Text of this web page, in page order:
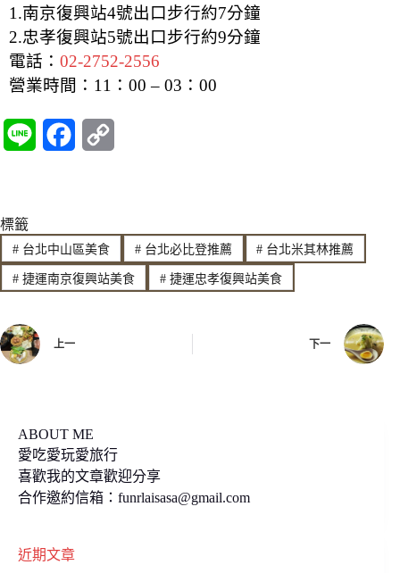
1.南京復興站4號出口步行約7分鐘
2.忠孝復興站5號出口步行約9分鐘
電話： 02-2752-2556
營業時間： 11：00 – 03：00
e e
b
o
y
L
i
標籤
#台北中山區美食 #台北必比登推薦 # 台北米其林推薦
#捷運南京復興站美食 #捷運忠孝復興站美食
上一 下一
ABOUT ME
愛吃愛玩愛旅行
喜歡我的文章歡迎分享
合作邀約信箱： funrlaisasa@gmail.com
近期文章